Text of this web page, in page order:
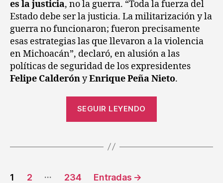
es la justicia, no la guerra. “Toda la fuerza del
Estado debe ser la justicia. La militarización y la
guerra no funcionaron; fueron precisamente
esas estrategias las que llevaron a la violencia
en Michoacán”, declaró, en alusión a las
políticas de seguridad de los expresidentes
Felipe CalderónyEnrique Peña Nieto.
SEGUIR LEYENDO
1 2 … 234 Entradas →